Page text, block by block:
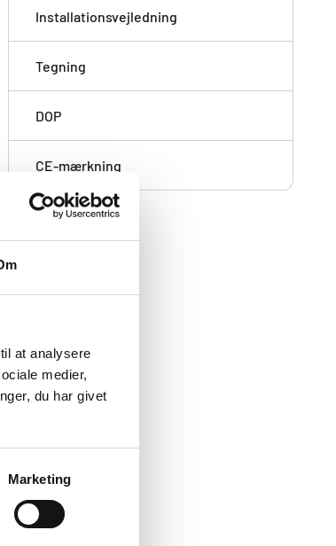
at analysere
medier,
du har givet
Marketing
Installationsvejledning
Tegning
DOP
CE-mærkning